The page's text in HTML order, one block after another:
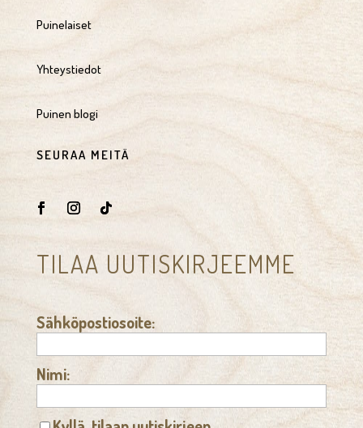
Puinelaiset
Yhteystiedot
Puinen blogi
SEURAA MEITÄ
TILAA UUTISKIRJEEMME
Sähköpostiosoite:
Nimi: